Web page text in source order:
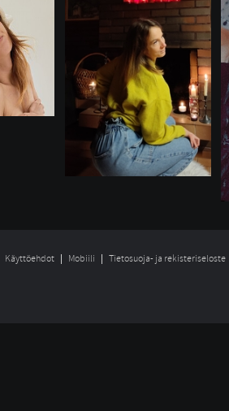
Käyttöehdot Mobiili Tietosuoja- ja rekisteriseloste